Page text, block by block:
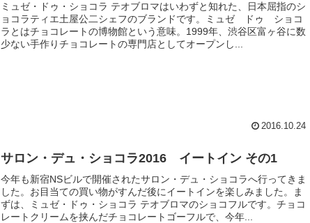
ミュゼ・ドゥ・ショコラ テオブロマはいわずと知れた、日本屈指のシ
ョコラティエ土屋公二シェフのブランドです。ミュゼ ドゥ ショコ
ラとはチョコレートの博物館という意味。1999年、渋谷区富ヶ谷に数
少ない手作りチョコレートの専門店としてオープンし...
2016.10.24
サロン・デュ・ショコラ2016 イートイン その1
今年も新宿NSビルで開催されたサロン・デュ・ショコラへ行ってきま
した。お目当ての買い物がすんだ後にイートインを楽しみました。ま
ずは、ミュゼ・ドゥ・ショコラ テオブロマのショコフルです。チョコ
レートクリームを挟んだチョコレートゴーフルで、今年...